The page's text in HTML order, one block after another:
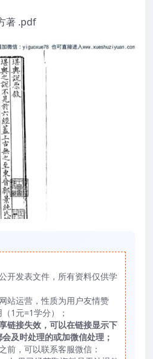
著 .pdf
开发表文件，所有资料仅供学
站运营，性质为用户友情赞
1元=1学分）；
链接失效，可以在链接显示下
及时处理的或加微信处理；
前，可以联系客服微信：